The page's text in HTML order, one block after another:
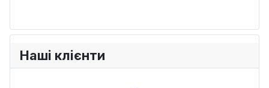
Наші клієнти